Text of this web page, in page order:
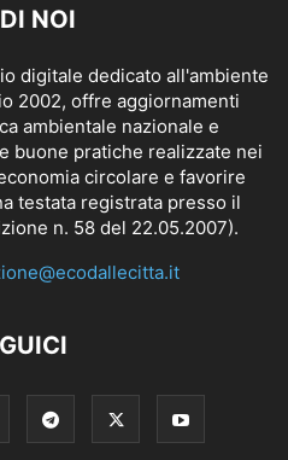
NOI
digitale dedicato all'ambiente
2002, offre aggiornamenti
ambientale nazionale e
buone pratiche realizzate nei
circolare e favorire
testata registrata presso il
n. 58 del 22.05.2007).